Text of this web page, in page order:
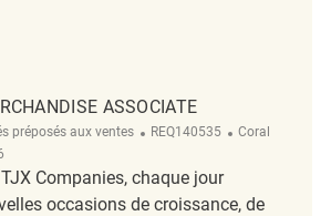
Associate REQ101748
ASSOCIATE
préposés aux ventes ReqId
REQ140535 Emplacement
Coral
Companies, chaque jour
occasions de croissance, de